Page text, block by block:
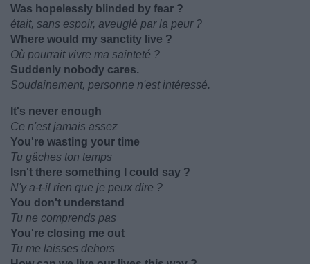
Was hopelessly blinded by fear ?
était, sans espoir, aveuglé par la peur ?
Where would my sanctity live ?
Où pourrait vivre ma sainteté ?
Suddenly nobody cares.
Soudainement, personne n'est intéressé.
It's never enough
Ce n'est jamais assez
You're wasting your time
Tu gâches ton temps
Isn't there something I could say ?
N'y a-t-il rien que je peux dire ?
You don't understand
Tu ne comprends pas
You're closing me out
Tu me laisses dehors